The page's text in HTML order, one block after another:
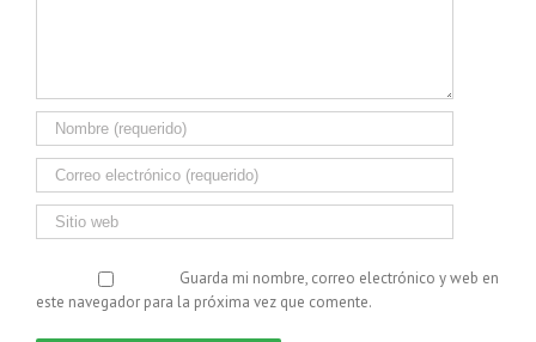
Guarda mi nombre, correo electrónico y web en
este navegador para la próxima vez que comente.